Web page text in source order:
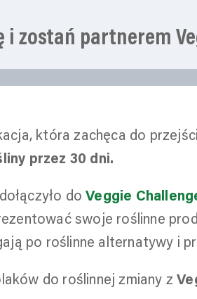
zostań partnerem
która zachęca do
przez 30 dni.
dołączyło doVeggie
swoje roślinne
po roślinne alternatywy i
do roślinnej zmiany z